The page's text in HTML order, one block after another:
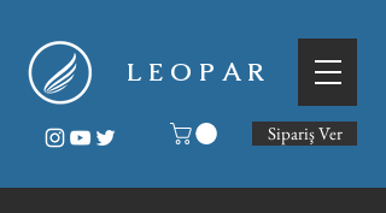
L E O P A R
Sipariş Ver